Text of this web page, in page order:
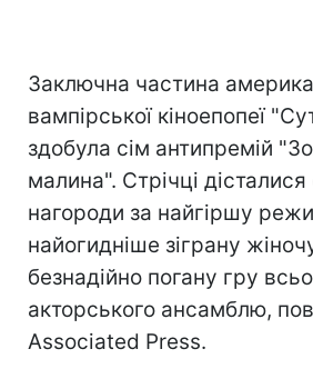
Заключна частина
вампірської кіноепопеї
здобула сім антипремій
малина". Стрічці дісталися
нагороди за найгіршу
найогидніше зіграну
безнадійно погану гру
акторського ансамблю,
Associated Press.